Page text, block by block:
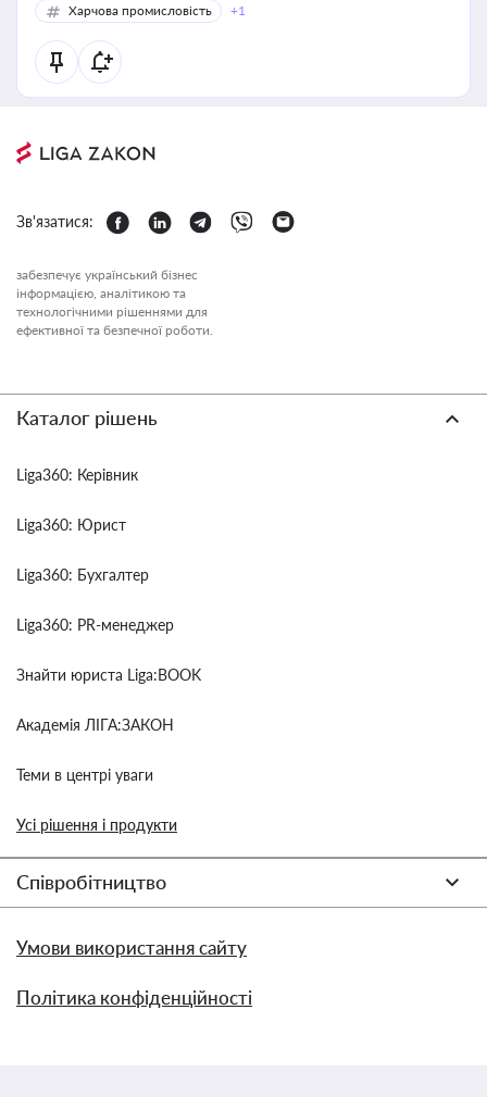
Харчова промисловість
+1
Зв'язатися:
забезпечує український бізнес
інформацією, аналітикою та
технологічними рішеннями для
ефективної та безпечної роботи.
Каталог рішень
Liga360: Керівник
Liga360: Юрист
Liga360: Бухгалтер
Liga360: PR-менеджер
Знайти юриста Liga:BOOK
Академія ЛІГА:ЗАКОН
Теми в центрі уваги
Усі рішення і продукти
Співробітництво
Умови використання сайту
Політика конфіденційності